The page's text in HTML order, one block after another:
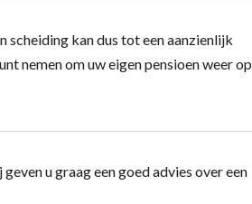
kan dus tot een aanzienlijk
nemen om uw eigen pensioen weer op
u graag een goed advies over een